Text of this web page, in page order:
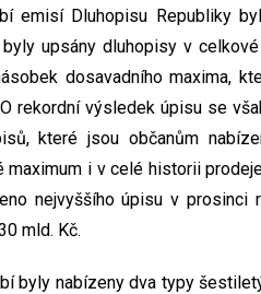
emisí Dluhopisu Republiky
upsány dluhopisy v
dosavadního maxima,
rekordní výsledek úpisu se
které jsou občanům
maximum i v celé historii
nejvyššího úpisu v
mld. Kč.
byly nabízeny dva typy